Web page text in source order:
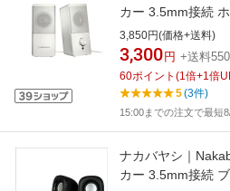
カー 3.5mm接続
源]
3,850円(価格+送料)
3,300 円 +送料
60ポイント (1倍+1倍
5(3件)
15:00までの注文で最短
ナカバヤシ｜
カー 3.5mm接続